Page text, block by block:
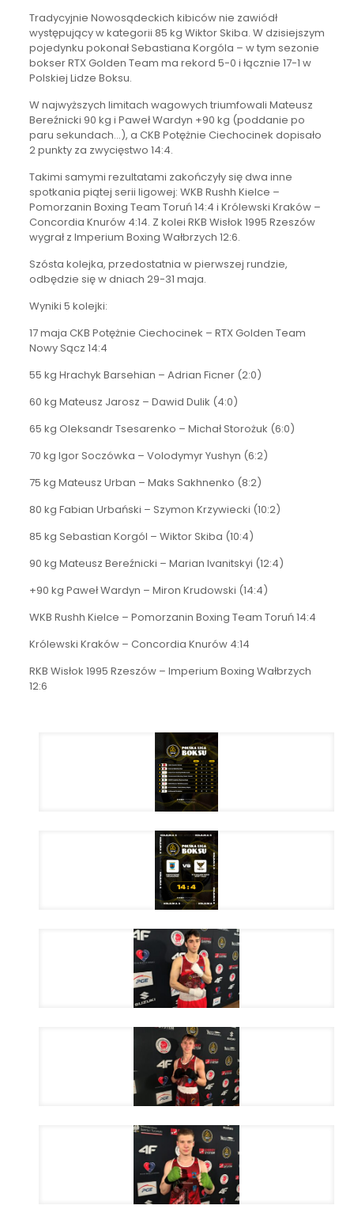
Tradycyjnie Nowosądeckich kibiców nie zawiódł
występujący w kategorii 85 kg Wiktor Skiba. W dzisiejszym
pojedynku pokonał Sebastiana Korgóla – w tym sezonie
bokser RTX Golden Team ma rekord 5-0 i łącznie 17-1 w
Polskiej Lidze Boksu.
W najwyższych limitach wagowych triumfowali Mateusz
Bereźnicki 90 kg i Paweł Wardyn +90 kg (poddanie po
paru sekundach…), a CKB Potężnie Ciechocinek dopisało
2 punkty za zwycięstwo 14:4.
Takimi samymi rezultatami zakończyły się dwa inne
spotkania piątej serii ligowej: WKB Rushh Kielce –
Pomorzanin Boxing Team Toruń 14:4 i Królewski Kraków –
Concordia Knurów 4:14. Z kolei RKB Wisłok 1995 Rzeszów
wygrał z Imperium Boxing Wałbrzych 12:6.
Szósta kolejka, przedostatnia w pierwszej rundzie,
odbędzie się w dniach 29-31 maja.
Wyniki 5 kolejki:
17 maja CKB Potężnie Ciechocinek – RTX Golden Team
Nowy Sącz 14:4
55 kg Hrachyk Barsehian – Adrian Ficner (2:0)
60 kg Mateusz Jarosz – Dawid Dulik (4:0)
65 kg Oleksandr Tsesarenko – Michał Storożuk (6:0)
70 kg Igor Soczówka – Volodymyr Yushyn (6:2)
75 kg Mateusz Urban – Maks Sakhnenko (8:2)
80 kg Fabian Urbański – Szymon Krzywiecki (10:2)
85 kg Sebastian Korgól – Wiktor Skiba (10:4)
90 kg Mateusz Bereźnicki – Marian Ivanitskyi (12:4)
+90 kg Paweł Wardyn – Miron Krudowski (14:4)
WKB Rushh Kielce – Pomorzanin Boxing Team Toruń 14:4
Królewski Kraków – Concordia Knurów 4:14
RKB Wisłok 1995 Rzeszów – Imperium Boxing Wałbrzych
12:6